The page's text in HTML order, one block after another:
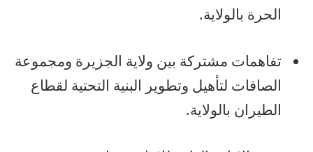
الحرة بالولاية.
تفاهمات مشتركة بين ولاية الجزيرة ومجموعة
الصافات لتأهيل وتطوير البنية التحتية لقطاع
الطيران بالولاية.